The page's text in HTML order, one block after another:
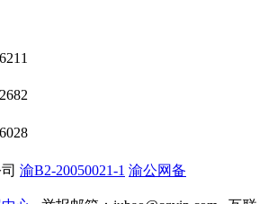
渝B2-20050021-1 渝公网备